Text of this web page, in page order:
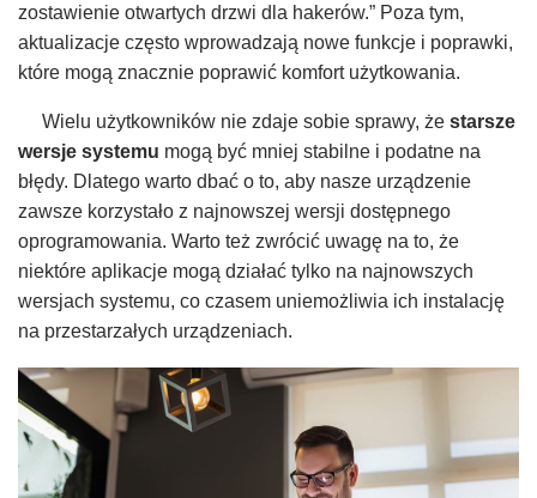
zostawienie otwartych drzwi dla hakerów.” Poza tym,
aktualizacje często wprowadzają nowe funkcje i poprawki,
które mogą znacznie poprawić komfort użytkowania.
Wielu użytkowników nie zdaje sobie sprawy, że starsze
wersje systemu mogą być mniej stabilne i podatne na
błędy. Dlatego warto dbać o to, aby nasze urządzenie
zawsze korzystało z najnowszej wersji dostępnego
oprogramowania. Warto też zwrócić uwagę na to, że
niektóre aplikacje mogą działać tylko na najnowszych
wersjach systemu, co czasem uniemożliwia ich instalację
na przestarzałych urządzeniach.